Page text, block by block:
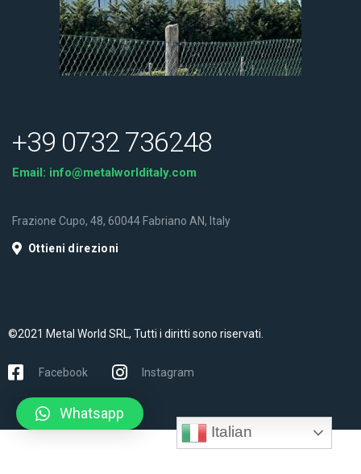
+39 0732 736248
Email: info@metalworlditaly.com
Frazione Cupo, 48, 60044 Fabriano AN, Italy
Ottieni direzioni
©2021 Metal World SRL, Tutti i diritti sono riservati.
Facebook Instagram
Italian
Whatsapp